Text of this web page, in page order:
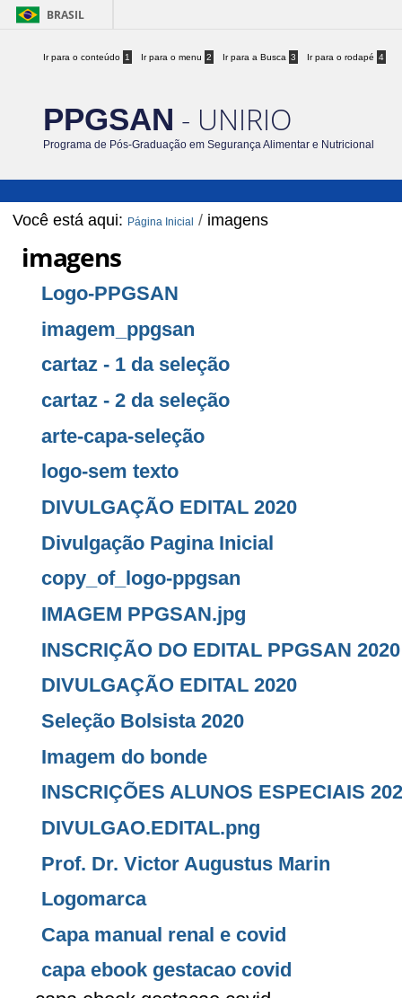
BRASIL
Ir para o conteúdo 1 Ir para o menu 2 Ir para a Busca 3 Ir para o rodapé 4
PPGSAN - UNIRIO
Programa de Pós-Graduação em Segurança Alimentar e Nutricional
Você está aqui: Página Inicial / imagens
imagens
Logo-PPGSAN
imagem_ppgsan
cartaz - 1 da seleção
cartaz - 2 da seleção
arte-capa-seleção
logo-sem texto
DIVULGAÇÃO EDITAL 2020
Divulgação Pagina Inicial
copy_of_logo-ppgsan
IMAGEM PPGSAN.jpg
INSCRIÇÃO DO EDITAL PPGSAN 2020
DIVULGAÇÃO EDITAL 2020
Seleção Bolsista 2020
Imagem do bonde
INSCRIÇÕES ALUNOS ESPECIAIS
DIVULGAO.EDITAL.png
Prof. Dr. Victor Augustus Marin
Logomarca
Capa manual renal e covid
capa ebook gestacao covid